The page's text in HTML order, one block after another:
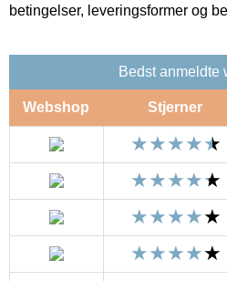
betingelser, leveringsformer og
Bedst anmeldte
Webshop Stjerner